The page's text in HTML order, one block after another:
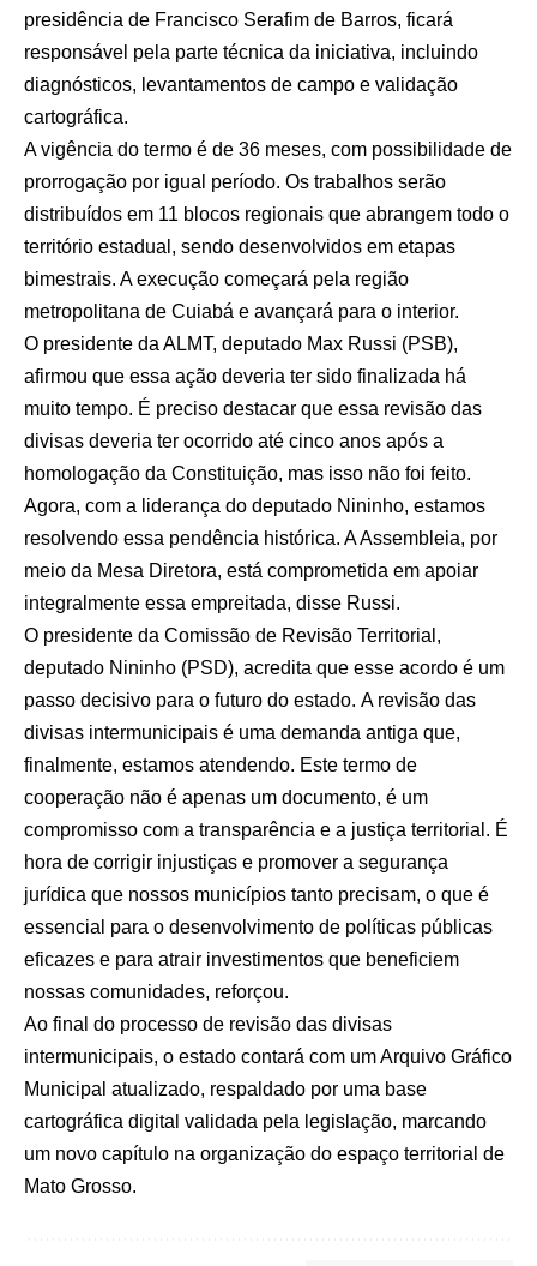
presidência de Francisco Serafim de Barros, ficará
responsável pela parte técnica da iniciativa, incluindo
diagnósticos, levantamentos de campo e validação
cartográfica.
A vigência do termo é de 36 meses, com possibilidade de
prorrogação por igual período. Os trabalhos serão
distribuídos em 11 blocos regionais que abrangem todo o
território estadual, sendo desenvolvidos em etapas
bimestrais. A execução começará pela região
metropolitana de Cuiabá e avançará para o interior.
O presidente da ALMT, deputado Max Russi (PSB),
afirmou que essa ação deveria ter sido finalizada há
muito tempo. É preciso destacar que essa revisão das
divisas deveria ter ocorrido até cinco anos após a
homologação da Constituição, mas isso não foi feito.
Agora, com a liderança do deputado Nininho, estamos
resolvendo essa pendência histórica. A Assembleia, por
meio da Mesa Diretora, está comprometida em apoiar
integralmente essa empreitada, disse Russi.
O presidente da Comissão de Revisão Territorial,
deputado Nininho (PSD), acredita que esse acordo é um
passo decisivo para o futuro do estado. A revisão das
divisas intermunicipais é uma demanda antiga que,
finalmente, estamos atendendo. Este termo de
cooperação não é apenas um documento, é um
compromisso com a transparência e a justiça territorial. É
hora de corrigir injustiças e promover a segurança
jurídica que nossos municípios tanto precisam, o que é
essencial para o desenvolvimento de políticas públicas
eficazes e para atrair investimentos que beneficiem
nossas comunidades, reforçou.
Ao final do processo de revisão das divisas
intermunicipais, o estado contará com um Arquivo Gráfico
Municipal atualizado, respaldado por uma base
cartográfica digital validada pela legislação, marcando
um novo capítulo na organização do espaço territorial de
Mato Grosso.